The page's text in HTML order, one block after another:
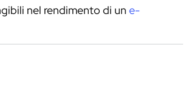
nel rendimento di un e-